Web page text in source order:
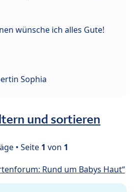
wünsche ich alles Gute!
Sophia
und sortieren
• Seite 1 von 1
Rund um Babys Haut“